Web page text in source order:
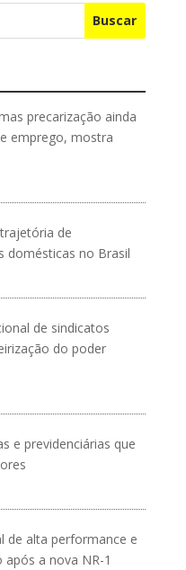
Buscar
precarização ainda
emprego, mostra
de
domésticas no Brasil
de sindicatos
do poder
e previdenciárias que
de alta performance e
a nova NR-1